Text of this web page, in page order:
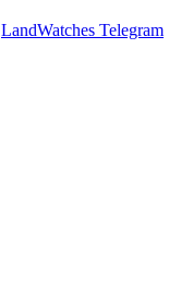
LandWatches Telegram